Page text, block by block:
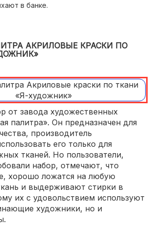
с закручивающейся крышкой.
в банке.
АКРИЛОВЫЕ КРАСКИ ПО
от завода художественных
палитра». Он предназначен для
производитель
его только для
тканей. Но пользователи,
набор, отмечают, что
хорошо ложатся на любую
и выдерживают стирки в
их с удовольствием используют
художники, но и